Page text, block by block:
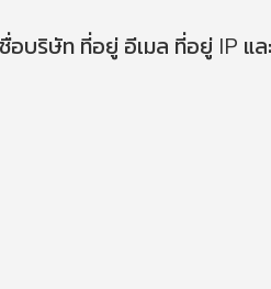
งาน นโยบายความเป็น
บริษัท ที่อยู่ อีเมล ที่อยู่ IP แล